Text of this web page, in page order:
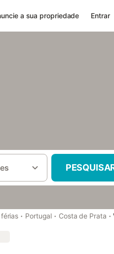
a sua propriedade Entrar
· Portugal · Costa de Prata ·